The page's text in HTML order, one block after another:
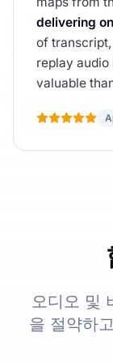
delivering
of
replay
valuable
오디오 및
을 절약하